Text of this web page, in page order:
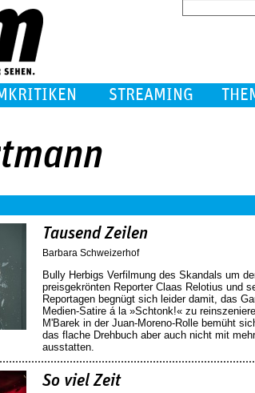
STREAMING
Tausend Zeilen
Barbara Schweizerhof
Bully Herbigs Verfilmung des Skandals um
preisgekrönten Reporter Claas Relotius und
Reportagen begnügt sich leider damit, das
Medien-Satire á la »Schtonk!« zu
M'Barek in der Juan-Moreno-Rolle bemüht
das flache Drehbuch aber auch nicht mit
ausstatten.
So viel Zeit